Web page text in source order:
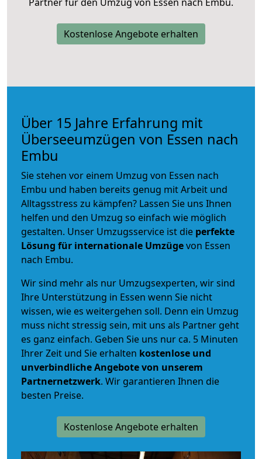
Kostenlose Angebote erhalten
Über 15 Jahre Erfahrung mit
Überseeumzügen von Essen nach
Embu
Sie stehen vor einem Umzug von Essen nach
Embu und haben bereits genug mit Arbeit und
Alltagsstress zu kämpfen? Lassen Sie uns Ihnen
helfen und den Umzug so einfach wie möglich
gestalten. Unser Umzugsservice ist die perfekte
Lösung für internationale Umzügevon Essen
nach Embu.
Wir sind mehr als nur Umzugsexperten, wir sind
Ihre Unterstützung in Essen wenn Sie nicht
wissen, wie es weitergehen soll. Denn ein Umzug
muss nicht stressig sein, mit uns als Partner geht
es ganz einfach. Geben Sie uns nur ca. 5 Minuten
Ihrer Zeit und Sie erhalten kostenlose und
unverbindlicheAngebote von unserem
Partnernetzwerk. Wir garantieren Ihnen die
besten Preise.
Kostenlose Angebote erhalten